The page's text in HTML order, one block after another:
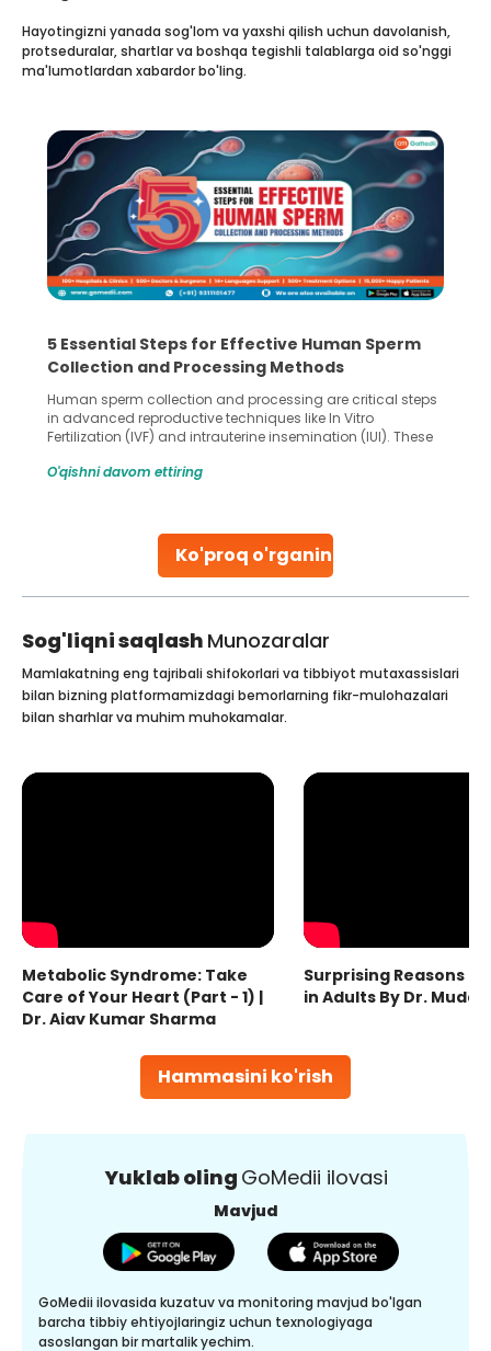
Ko'proq o'rganing
Hayotingizni yanada sog'lom va yaxshi qilish uchun davolanish,
protseduralar, shartlar va boshqa tegishli talablarga oid so'nggi
ma'lumotlardan xabardor bo'ling.
5 Essential Steps for Effective Human Sperm
Collection and Processing Methods
Human sperm collection and processing are critical steps
in advanced reproductive techniques like In Vitro
Fertilization (IVF) and intrauterine insemination (IUI). These
challenges and help couples achieve their dream of
collected, they process the
O'qishni davom ettiring
Sog'liqni saqlash Munozaralar
Hammasini ko'rish
Mamlakatning eng tajribali shifokorlari va tibbiyot mutaxassislari
bilan bizning platformamizdagi bemorlarning fikr-mulohazalari
bilan sharhlar va muhim muhokamalar.
Metabolic Syndrome: Take
Care of Your Heart (Part - 1) |
Dr. Ajay Kumar Sharma
Surprising Reasons
in Adults By Dr.
Yuklab oling GoMedii ilovasi
Mavjud
GoMedii ilovasida kuzatuv va monitoring mavjud bo'lgan
barcha tibbiy ehtiyojlaringiz uchun texnologiyaga
asoslangan bir martalik yechim.